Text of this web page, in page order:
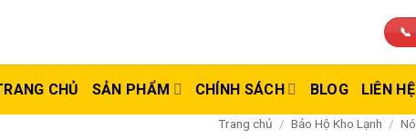
📞
CHỦ SẢN PHẨM CHÍNH SÁCH BLOG LIÊN HỆ
Trang chủ / Bảo Hộ Kho Lạnh /